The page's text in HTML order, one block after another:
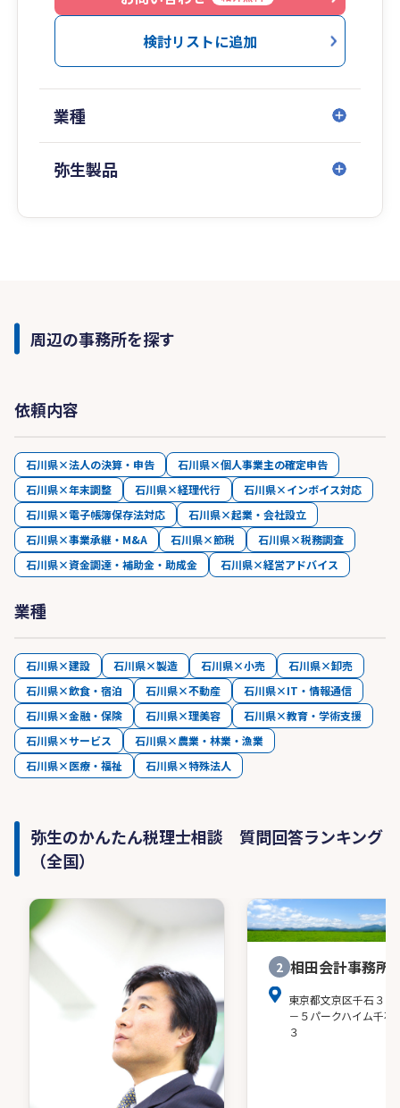
検討リストに追加
業種
弥生製品
周辺の事務所を探す
依頼内容
石川県×法人の決算・申告
石川県×個人事業主の確定申告
石川県×年末調整
石川県×経理代行
石川県×インボイス対応
石川県×電子帳簿保存法対応
石川県×起業・会社設立
石川県×事業承継・M&A
石川県×節税
石川県×税務調査
石川県×資金調達・補助金・助成金
石川県×経営アドバイス
業種
石川県×建設 石川県×製造 石川県×小売
石川県×卸売
石川県×飲食・宿泊
石川県×不動産
石川県×IT・情報通信
石川県×金融・保険
石川県×理美容
石川県×教育・学術支援
石川県×サービス
石川県×農業・林業・漁業
石川県×医療・福祉
石川県×特殊法人
弥生のかんたん税理士相談 質問回答ランキング
（全国）
2 相田会計事務所
東京都文京区千石３－
－５パークハイム千石
３